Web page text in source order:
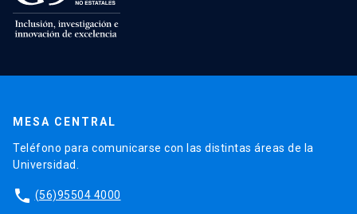
MESA CENTRAL
Teléfono para comunicarse con las distintas áreas de la
Universidad.
phone (56)95504 4000